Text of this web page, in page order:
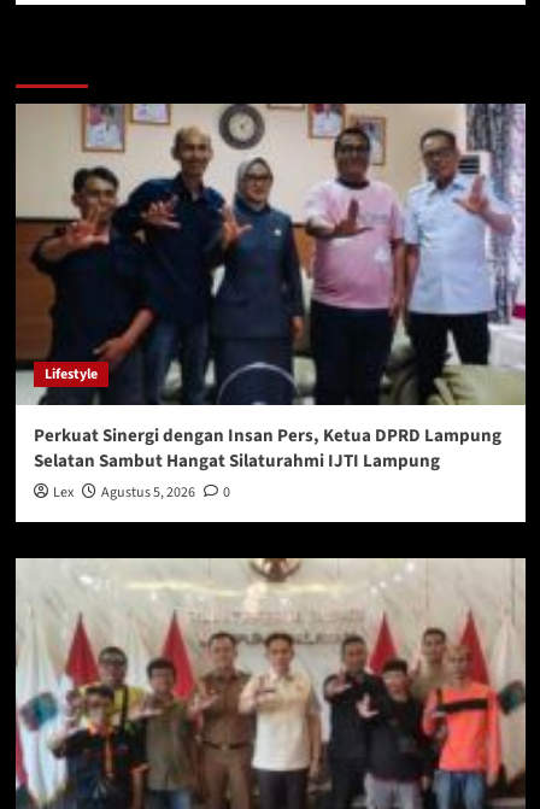
Lifestyle
Perkuat Sinergi dengan Insan Pers, Ketua DPRD Lampung
Selatan Sambut Hangat Silaturahmi IJTI Lampung
Lex Agustus 5, 2026 0